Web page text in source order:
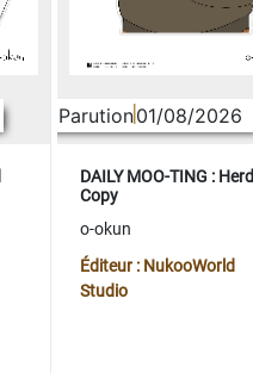
Parution01/08/2026
DAILY MOO-TING : Herd
Copy
o-okun
Éditeur : NukooWorld
Studio